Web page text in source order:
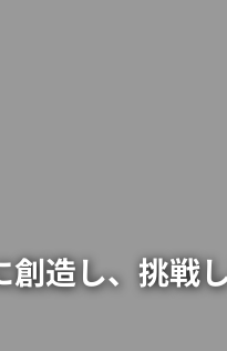
造し、挑戦